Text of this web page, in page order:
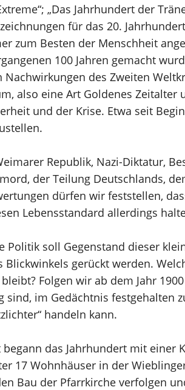
„Das Jahrhundert der
für das 20.
zum Besten der Menschheit
100 Jahren gemacht
Nachwirkungen des Zweiten
also eine Art Goldenes
und der Krise. Etwa seit
Republik, Nazi-Diktatur,
der Teilung Deutschlands,
dürfen wir feststellen,
Lebensstandard allerdings
Politik soll Gegenstand dieser
gerückt werden.
Folgen wir ab dem Jahr
sind, im Gedächtnis festgehalten
handeln kann.
das Jahrhundert mit einer
17 Wohnhäuser in der
Bau der Pfarrkirche verfolgen